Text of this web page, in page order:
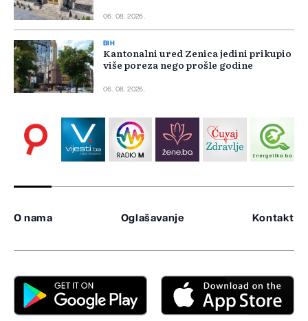
06. 08. 2026.
BIH
Kantonalni ured Zenica jedini prikupio
više poreza nego prošle godine
06. 08. 2026.
O nama Oglašavanje Kontakt